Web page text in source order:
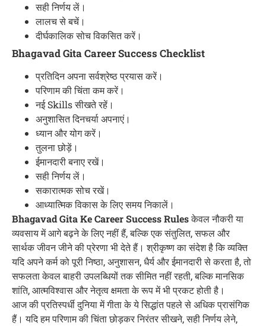
सही निर्णय लें।
लालच से बचें।
दीर्घकालिक सोच विकसित करें।
Bhagavad Gita Career Success Checklist
प्रतिदिन अपना सर्वश्रेष्ठ प्रयास करें।
परिणाम की चिंता कम करें।
नई Skills सीखते रहें।
अनुशासित दिनचर्या अपनाएं।
ध्यान और योग करें।
तुलना छोड़ें।
ईमानदारी बनाए रखें।
सही निर्णय लें।
सकारात्मक सोच रखें।
आध्यात्मिक विकास के लिए समय निकालें।
Bhagavad Gita Ke Career Success Rulesकेवल नौकरी या
व्यवसाय में आगे बढ़ने के लिए नहीं हैं, बल्कि एक संतुलित, सफल और
सार्थक जीवन जीने की प्रेरणा भी देते हैं। श्रीकृष्ण का संदेश है कि व्यक्ति
यदि अपने कर्म को पूरी निष्ठा, अनुशासन, धैर्य और ईमानदारी से करता है, तो
सफलता केवल बाहरी उपलब्धियों तक सीमित नहीं रहती, बल्कि मानसिक
शांति, आत्मविश्वास और नेतृत्व क्षमता के रूप में भी प्रकट होती है।
आज की प्रतिस्पर्धी दुनिया में गीता के ये सिद्धांत पहले से अधिक प्रासंगिक
हैं। यदि हम परिणाम की चिंता छोड़कर निरंतर सीखने, सही निर्णय लेने,